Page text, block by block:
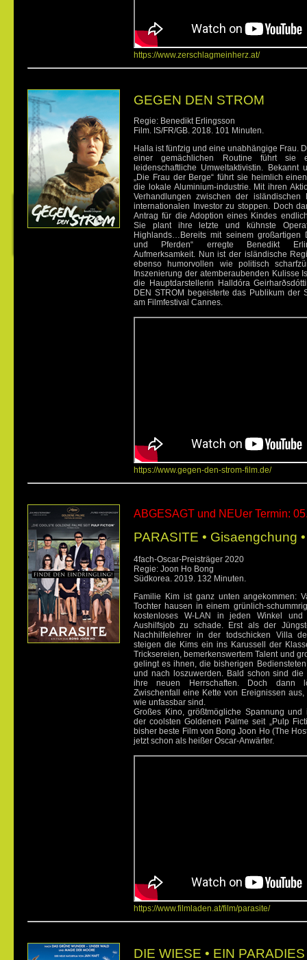
https://www.zerschlagmeinherz.at/
GEGEN DEN STROM
Regie: Benedikt Erlingsson
Film. IS/FR/GB. 2018. 101 Minuten.
Halla ist fünfzig und eine unabhängige Frau.
einer gemächlichen Routine führt sie
leidenschaftliche Umweltaktivistin. Bekannt
„Die Frau der Berge“ führt sie heimlich
die lokale Aluminium-industrie. Mit ihren
Verhandlungen zwischen der isländischen
internationalen Investor zu stoppen. Doch
Antrag für die Adoption eines Kindes
Sie plant ihre letzte und kühnste
Highlands… Bereits mit seinem großartigen
und Pferden“ erregte Benedikt
Aufmerksamkeit. Nun ist der isländische
ebenso humorvollen wie politisch
Inszenierung der atemberaubenden Kulisse
die Hauptdarstellerin Halldóra
DEN STROM begeisterte das Publikum der
am Filmfestival Cannes.
https://www.gegen-den-strom-film.de/
ABGESAGT und NEUer Termin:
PARASITE • Gisaengchung
4fach-Oscar-Preisträger 2020
Regie: Joon Ho Bong
Südkorea. 2019. 132 Minuten.
Familie Kim ist ganz unten angekommen:
Tochter hausen in einem grünlich-
kostenloses W-LAN in jeden Winkel
Aushilfsjob zu schade. Erst als der
Nachhilfelehrer in der todschicken Villa
steigen die Kims ein ins Karussell der
Tricksereien, bemerkenswertem Talent und
gelingt es ihnen, die bisherigen
und nach loszuwerden. Bald schon sind die
ihre neuen Herrschaften. Doch dann
Zwischenfall eine Kette von Ereignissen
wie unfassbar sind.
Großes Kino, größtmögliche Spannung
der coolsten Goldenen Palme seit „Pulp
bisher beste Film von Bong Joon Ho (The
jetzt schon als heißer Oscar-Anwärter.
https://www.filmladen.at/film/parasite/
DIE WIESE • EIN